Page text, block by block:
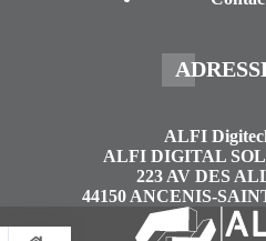
ALFI
ALFI DIGITAL
223 AV DES
44150 ANCENIS-